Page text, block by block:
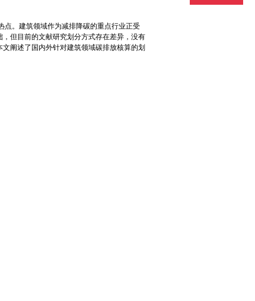
。建筑领域作为减排降碳的重点行业正受
但目前的文献研究划分方式存在差异，没有
阐述了国内外针对建筑领域碳排放核算的划